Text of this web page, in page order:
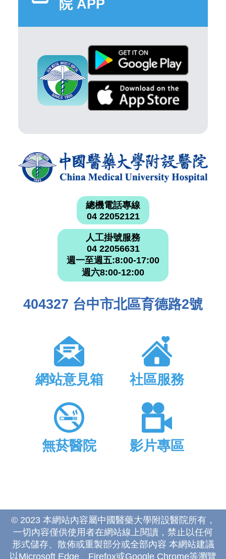
院 APP
總機電話專線
04 22052121
人工掛號服務
04 22056631
週一至週五:8:00-17:00
週六8:00-12:00
404327 台中市北區育德路2號
網站意見箱 社區服務
無菸醫院 影片專區
© 2023 本網站內容屬中國醫藥大學附設醫院所有，
一切內容僅供使用者在網站線上閱讀，禁止以任何
形式儲存、散佈或重製部分或全部內容 本網站建議
以Microsoft Edge、Firefox或Google Chrome等瀏覽